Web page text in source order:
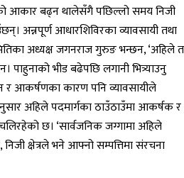
आकार बढ्न थालेसँगै पछिल्लो समय निजी
अन्नपूर्ण आधारशिविरका व्यावसायी तथा
अध्यक्ष जगनराज गुरुङ भन्छन, ‘अहिले त
पाहुनाको भीड बढेपछि लगानी भित्र्याउनु
र आकर्षणका कारण पनि व्यावसायीले
अहिले पदमार्गका ठाउँठाउँमा आकर्षक र
छ। ‘सार्वजनिक जग्गामा अहिले
क्षेत्रले भने आफ्नो सम्पत्तिमा संरचना